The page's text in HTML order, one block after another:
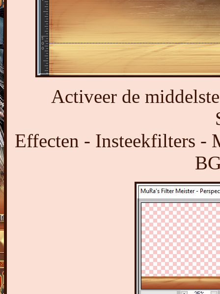
Activeer de
Effecten - Insteekfilters -